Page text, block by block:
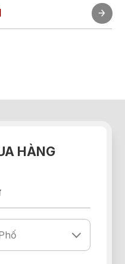
HÀNG